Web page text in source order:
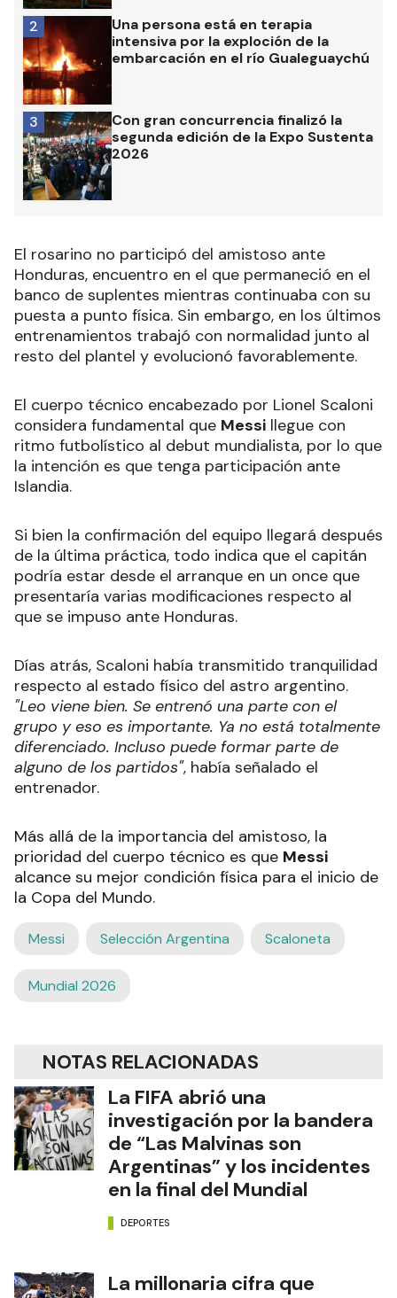
Una persona está en terapia
intensiva por la exploción de la
embarcación en el río Gualeguaychú
2
Con gran concurrencia finalizó la
segunda edición de la Expo Sustenta
2026
3
El rosarino no participó del amistoso ante
Honduras, encuentro en el que permaneció en el
banco de suplentes mientras continuaba con su
puesta a punto física. Sin embargo, en los últimos
entrenamientos trabajó con normalidad junto al
resto del plantel y evolucionó favorablemente.
El cuerpo técnico encabezado por Lionel Scaloni
considera fundamental que Messi llegue con
ritmo futbolístico al debut mundialista, por lo que
la intención es que tenga participación ante
Islandia.
Si bien la confirmación del equipo llegará después
de la última práctica, todo indica que el capitán
podría estar desde el arranque en un once que
presentaría varias modificaciones respecto al
que se impuso ante Honduras.
Días atrás, Scaloni había transmitido tranquilidad
respecto al estado físico del astro argentino.
"Leo viene bien. Se entrenó una parte con el
grupo y eso es importante. Ya no está totalmente
diferenciado. Incluso puede formar parte de
alguno de los partidos", había señalado el
entrenador.
Más allá de la importancia del amistoso, la
prioridad del cuerpo técnico es que Messi
alcance su mejor condición física para el inicio de
la Copa del Mundo.
Messi Selección Argentina Scaloneta
Mundial 2026
NOTAS RELACIONADAS
La FIFA abrió una
investigación por la bandera
de “Las Malvinas son
Argentinas” y los incidentes
en la final del Mundial
DEPORTES
La millonaria cifra que